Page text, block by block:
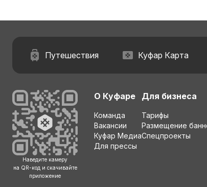
Путешествия Куфар Карта
Наведите камеру
на QR-код и скачивайте
приложение
О Куфаре
Команда
Вакансии
Куфар Медиа
Для прессы
Для бизнеса
Тарифы
Размещение
Спецпроекты